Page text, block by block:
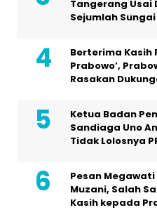
Tangerang Usai
Sejumlah
Berterima Kasih
Prabowo’,
Rasakan
Ketua Badan
Sandiaga Uno
Tidak Lolosnya
Pesan
Muzani, Salah
Kasih kepada